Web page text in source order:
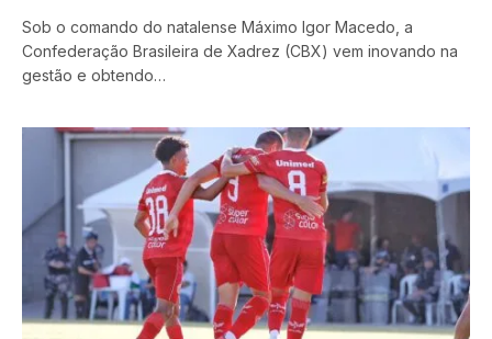
Sob o comando do natalense Máximo Igor Macedo, a
Confederação Brasileira de Xadrez (CBX) vem inovando na
gestão e obtendo…